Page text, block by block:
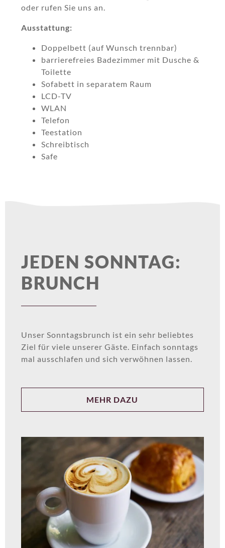
oder rufen Sie uns an.
Ausstattung:
Doppelbett (auf Wunsch trennbar)
barrierefreies Badezimmer mit Dusche &
Toilette
Sofabett in separatem Raum
LCD-TV
WLAN
Telefon
Teestation
Schreibtisch
Safe
JEDEN SONNTAG:
BRUNCH
Unser Sonntagsbrunch ist ein sehr beliebtes
Ziel für viele unserer Gäste. Einfach sonntags
mal ausschlafen und sich verwöhnen lassen.
MEHR DAZU